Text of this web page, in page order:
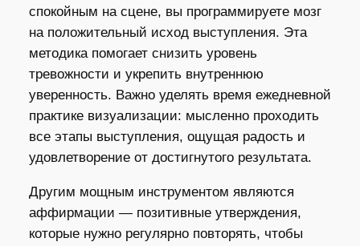
спокойным на сцене, вы программируете мозг
на положительный исход выступления. Эта
методика помогает снизить уровень
тревожности и укрепить внутреннюю
уверенность. Важно уделять время ежедневной
практике визуализации: мысленно проходить
все этапы выступления, ощущая радость и
удовлетворение от достигнутого результата.
Другим мощным инструментом являются
аффирмации — позитивные утверждения,
которые нужно регулярно повторять, чтобы